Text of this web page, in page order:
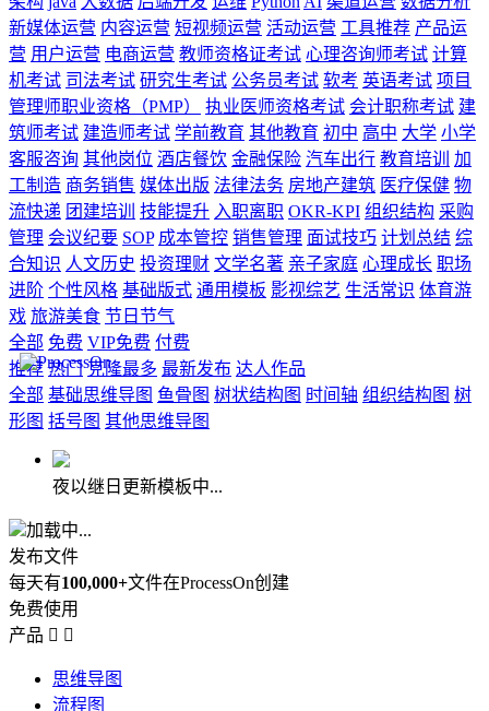
新媒体运营 内容运营 短视频运营 活动运营 工具推荐 产品运
营 用户运营 电商运营 教师资格证考试 心理咨询师考试 计算
机考试 司法考试 研究生考试 公务员考试 软考 英语考试 项目
管理师职业资格（PMP）
执业医师资格考试 会计职称考试 建
筑师考试 建造师考试 学前教育 其他教育 初中 高中 大学 小学
客服咨询 其他岗位 酒店餐饮 金融保险 汽车出行 教育培训
加
工制造 商务销售 媒体出版 法律法务 房地产建筑 医疗保健 物
流快递 团建培训 技能提升 入职离职 OKR-KPI 组织结构 采购
管理 会议纪要 SOP 成本管控 销售管理 面试技巧 计划总结 综
合知识 人文历史 投资理财 文学名著 亲子家庭 心理成长 职场
进阶 个性风格 基础版式 通用模板 影视综艺 生活常识 体育游
戏 旅游美食 节日节气
全部 免费 VIP免费 付费
推荐 热门 克隆最多 最新发布 达人作品
全部 基础思维导图 鱼骨图 树状结构图 时间轴 组织结构图 树
形图 括号图 其他思维导图
夜以继日更新模板中...
加载中...
发布文件
每天有100,000+文件在ProcessOn创建
免费使用
产品  
思维导图
流程图